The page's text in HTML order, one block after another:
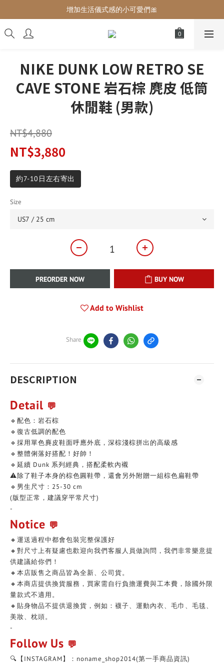
增加生活儀式感的小可愛們🎀
增加生活儀式感的小可愛們🎀
最後現貨‼️這價格不需要再解釋🔥
NIKE DUNK LOW RETRO SE
CAVE STONE 岩石棕 麂皮 低筒
休閒鞋 (男款)
NT$4,880
NT$3,880
約7-10日左右寄出
Size
PREORDER NOW BUY NOW
Add to Wishlist
Share
DESCRIPTION
Detail 💬
🔹配色：岩石棕
🔹復古低調的配色
🔹採用單色麂皮鞋面呼應外底，深棕淺棕拼出的高級感
🔹整體俐落好搭配！好帥！
🔹延續 Dunk 系列經典，搭配柔軟內襯
⚠️除了鞋子本身的棕色圓鞋帶，還會另外附贈一組棕色扁鞋帶
🔹男生尺寸：25-30 cm
(版型正常，建議穿平常尺寸)
-
Notice 💬
🔸運送過程中都會包裝完整保護好
🔸對尺寸上有疑慮也歡迎向我們客服人員做詢問，我們非常樂意提
供建議給你們！
🔸本店販售之商品皆為全新、公司貨。
🔸本商店提供換貨服務，買家需自行負擔運費與工本費，除國外限
量款式不適用。
🔸貼身物品不提供退換貨，例如：襪子、運動內衣、毛巾、毛毯、
美妝、枕頭。
-
Follow Us 💬
🔍【INSTAGRAM】：noname_shop2014(第一手商品資訊)